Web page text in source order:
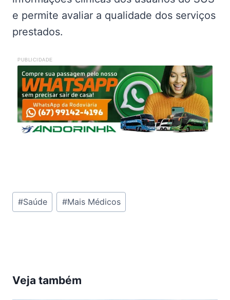
e permite avaliar a qualidade dos serviços
prestados.
PUBLICIDADE
Tags
do
#Saúde #Mais Médicos
Veja também